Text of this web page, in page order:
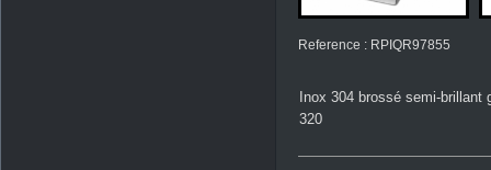
Reference : RPIQR97855
Inox 304 brossé semi-brillant
320